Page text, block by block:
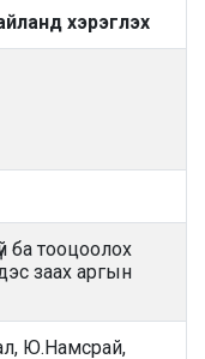
хэрэглэх
ба тооцоолох
заах аргын
Ю.Намсрай,